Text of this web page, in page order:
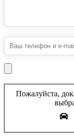
Пожалуйста,